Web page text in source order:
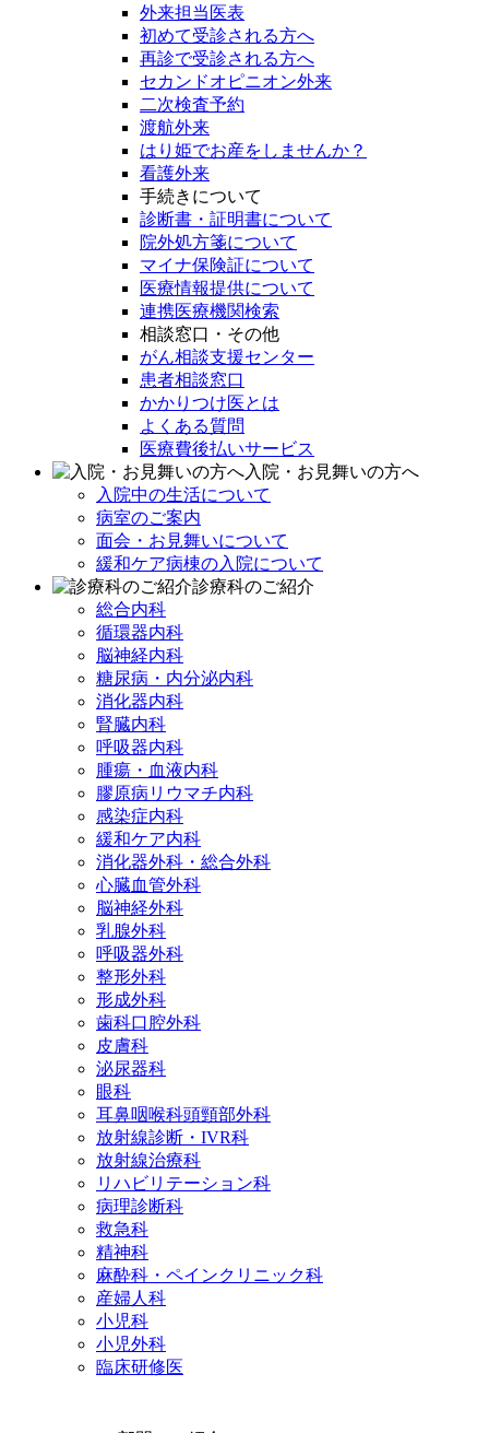
外来担当医表
初めて受診される方へ
再診で受診される方へ
セカンドオピニオン外来
二次検査予約
渡航外来
はり姫でお産をしませんか？
看護外来
手続きについて
診断書・証明書について
院外処方箋について
マイナ保険証について
医療情報提供について
連携医療機関検索
相談窓口・その他
がん相談支援センター
患者相談窓口
かかりつけ医とは
よくある質問
医療費後払いサービス
入院・お見舞いの方へ
入院中の生活について
病室のご案内
面会・お見舞いについて
緩和ケア病棟の入院について
診療科のご紹介
総合内科
循環器内科
脳神経内科
糖尿病・内分泌内科
消化器内科
腎臓内科
呼吸器内科
腫瘍・血液内科
膠原病リウマチ内科
感染症内科
緩和ケア内科
消化器外科・総合外科
心臓血管外科
脳神経外科
乳腺外科
呼吸器外科
整形外科
形成外科
歯科口腔外科
皮膚科
泌尿器科
眼科
耳鼻咽喉科頭頸部外科
放射線診断・IVR科
放射線治療科
リハビリテーション科
病理診断科
救急科
精神科
麻酔科・ペインクリニック科
産婦人科
小児科
小児外科
臨床研修医